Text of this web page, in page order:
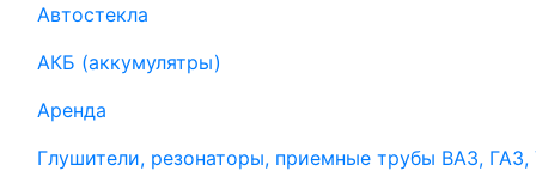
Автостекла
АКБ (аккумулятры)
Аренда
Глушители, резонаторы, приемные трубы ВАЗ, ГАЗ,